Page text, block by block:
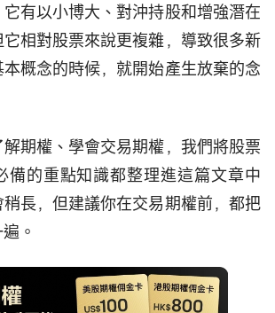
有以小博大、對沖持股和增強潛在
相對股票來說更複雜，導致很多新
概念的時候，就開始產生放棄的念
期權、學會交易期權，我們將股票
備的重點知識都整理進這篇文章中
長，但建議你在交易期權前，都把
。